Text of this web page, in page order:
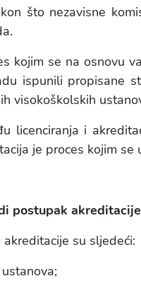
što nezavisne
kojim se na osnovu
ispunili propisane
visokoškolskih
licenciranja i
je proces kojim
postupak
su sljedeći: